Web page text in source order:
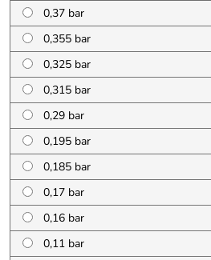
0,37 bar
0,355 bar
0,325 bar
0,315 bar
0,29 bar
0,195 bar
0,185 bar
0,17 bar
0,16 bar
0,11 bar